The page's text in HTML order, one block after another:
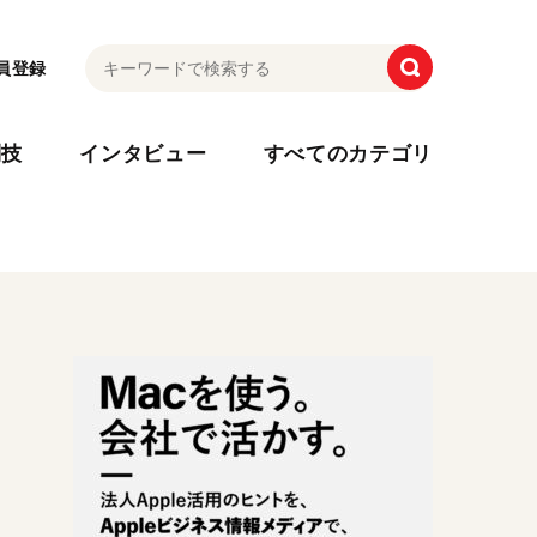
登録
インタビュー すべてのカテゴリ